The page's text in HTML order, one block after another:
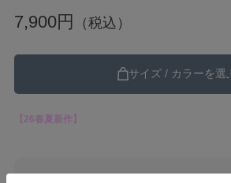
7,900円
（税込）
サイズ / カラーを選
【26春夏新作】